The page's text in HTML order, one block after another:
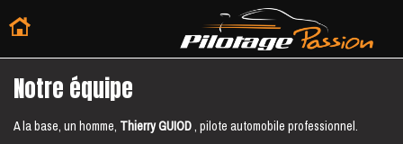
Notre équipe
A la base, un homme,Thierry GUIOD, pilote automobile professionnel.